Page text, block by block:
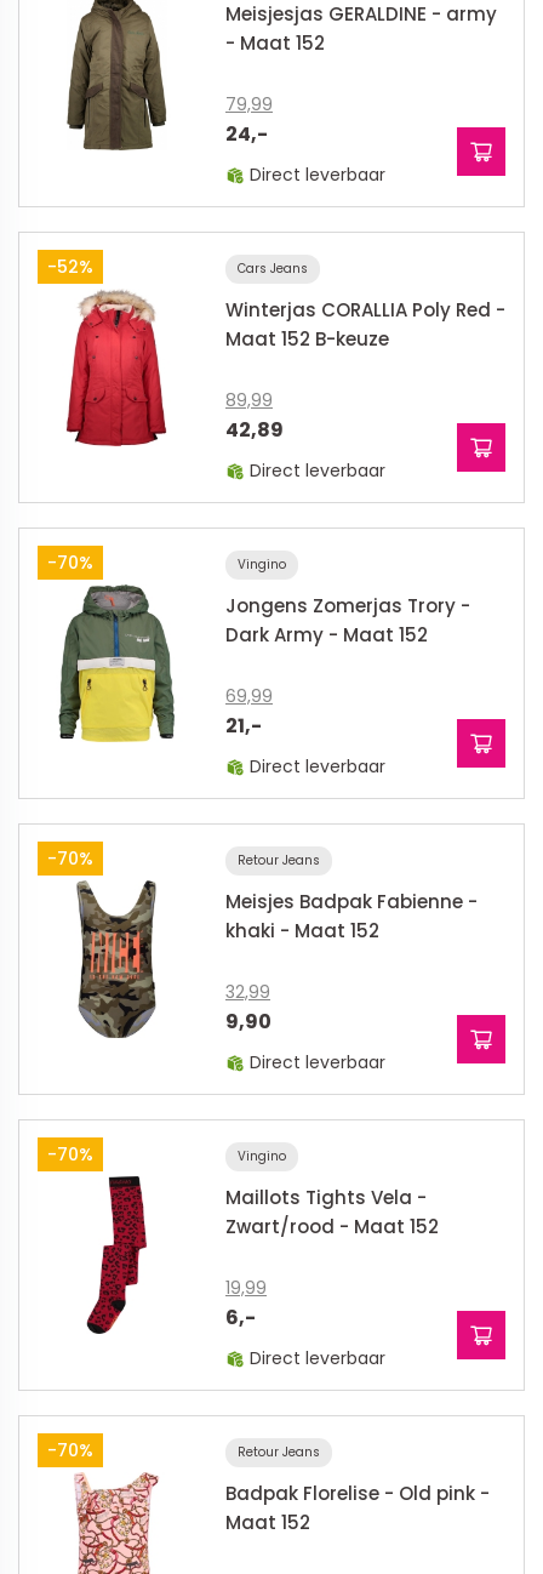
Meisjesjas GERALDINE - army
- Maat 152
79,99
24,-
Direct leverbaar
-52% Cars Jeans
Winterjas CORALLIA Poly Red -
Maat 152 B-keuze
89,99
42,89
Direct leverbaar
-70% Vingino
Jongens Zomerjas Trory -
Dark Army - Maat 152
69,99
21,-
Direct leverbaar
-70% Retour Jeans
Meisjes Badpak Fabienne -
khaki - Maat 152
32,99
9,90
Direct leverbaar
-70% Vingino
Maillots Tights Vela -
Zwart/rood - Maat 152
19,99
6,-
Direct leverbaar
-70% Retour Jeans
Badpak Florelise - Old pink -
Maat 152